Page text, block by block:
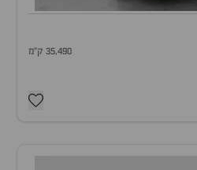
35,490 ק"מ